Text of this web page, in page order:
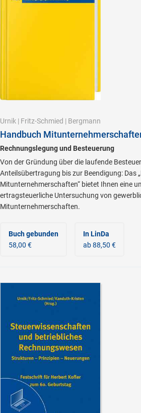
Urnik | Fritz-Schmied | Bergmann
Handbuch
Rechnungslegung und Besteuerung
Von der Gründung über die laufende
Anteilsübertragung bis zur Beendigung: Das
Mitunternehmerschaften“ bietet Ihnen eine
ertragsteuerliche Untersuchung von
Mitunternehmerschaften.
Buch gebunden
58,00 €
In LinDa
ab 88,50 €